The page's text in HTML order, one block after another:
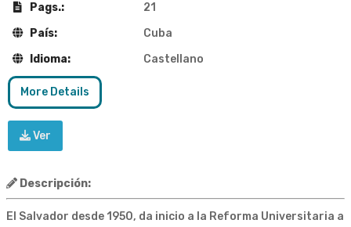
Pags.:
21
País:
Cuba
Idioma:
Castellano
More Details
Ver
Descripción:
El Salvador desde 1950, da inicio a la Reforma Universitaria a